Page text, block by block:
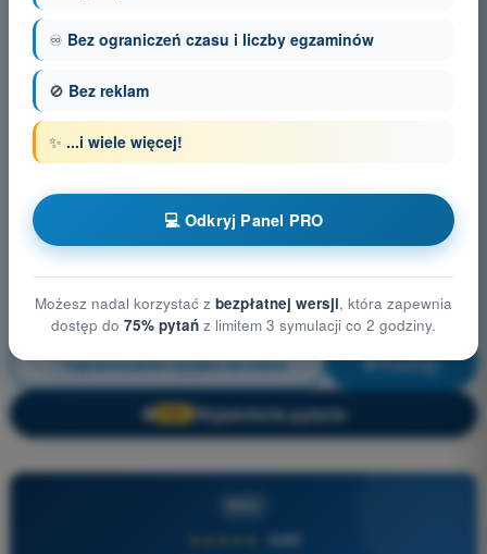
Ograniczanie ryzyka na ziemi Trening!
🔒 Wyjaśnienie pytania
4,6/5
♾️ Bez ograniczeń czasu i liczby egzaminów
🚫 Bez reklam
✨ ...i wiele więcej!
💻 Odkryj Panel PRO
Możesz nadal korzystać z bezpłatnej wersji, która zapewnia
dostęp do 75% pytań z limitem 3 symulacji co 2 godziny.